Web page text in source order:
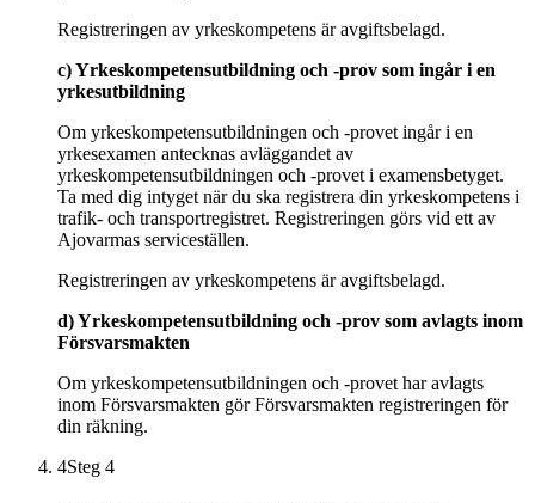
Registreringen av yrkeskompetens är avgiftsbelagd.
c) Yrkeskompetensutbildning och -prov som ingår i en
yrkesutbildning
Om yrkeskompetensutbildningen och -provet ingår i en
yrkesexamen antecknas avläggandet av
yrkeskompetensutbildningen och -provet i examensbetyget.
Ta med dig intyget när du ska registrera din yrkeskompetens i
trafik- och transportregistret. Registreringen görs vid ett av
Ajovarmas serviceställen.
Registreringen av yrkeskompetens är avgiftsbelagd.
d) Yrkeskompetensutbildning och -prov som avlagts inom
Försvarsmakten
Om yrkeskompetensutbildningen och -provet har avlagts
inom Försvarsmakten gör Försvarsmakten registreringen för
din räkning.
4Steg 4